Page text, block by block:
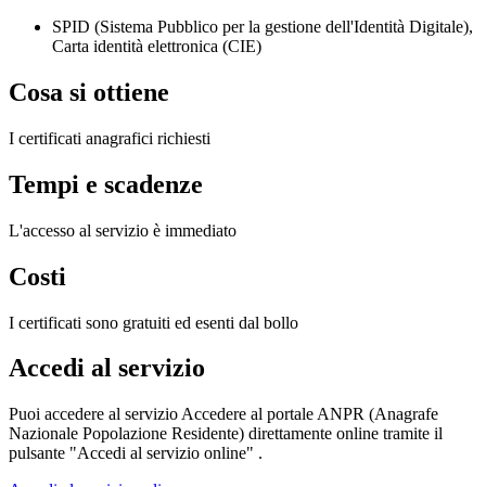
SPID (Sistema Pubblico per la gestione dell'Identità Digitale),
Carta identità elettronica (CIE)
Cosa si ottiene
I certificati anagrafici richiesti
Tempi e scadenze
L'accesso al servizio è immediato
Costi
I certificati sono gratuiti ed esenti dal bollo
Accedi al servizio
Puoi accedere al servizio Accedere al portale ANPR (Anagrafe
Nazionale Popolazione Residente) direttamente online tramite il
pulsante "Accedi al servizio online" .